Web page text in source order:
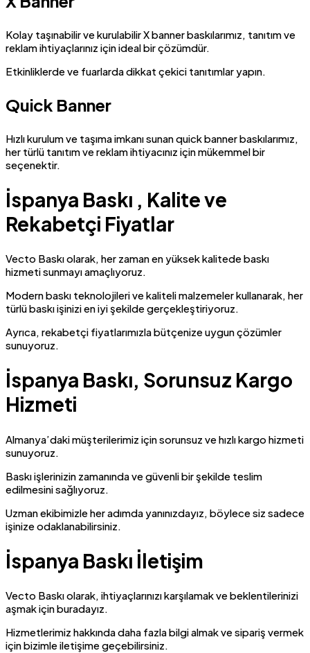
Kolay taşınabilir ve kurulabilir X banner baskılarımız, tanıtım ve
reklam ihtiyaçlarınız için ideal bir çözümdür.
Etkinliklerde ve fuarlarda dikkat çekici tanıtımlar yapın.
Quick Banner
Hızlı kurulum ve taşıma imkanı sunan quick banner baskılarımız,
her türlü tanıtım ve reklam ihtiyacınız için mükemmel bir
seçenektir.
İspanya Baskı , Kalite ve
Rekabetçi Fiyatlar
Vecto Baskı olarak, her zaman en yüksek kalitede baskı
hizmeti sunmayı amaçlıyoruz.
Modern baskı teknolojileri ve kaliteli malzemeler kullanarak, her
türlü baskı işinizi en iyi şekilde gerçekleştiriyoruz.
Ayrıca, rekabetçi fiyatlarımızla bütçenize uygun çözümler
sunuyoruz.
İspanya Baskı, Sorunsuz Kargo
Hizmeti
Almanya’daki müşterilerimiz için sorunsuz ve hızlı kargo hizmeti
sunuyoruz.
Baskı işlerinizin zamanında ve güvenli bir şekilde teslim
edilmesini sağlıyoruz.
Uzman ekibimizle her adımda yanınızdayız, böylece siz sadece
işinize odaklanabilirsiniz.
İspanya Baskı İletişim
Vecto Baskı olarak, ihtiyaçlarınızı karşılamak ve beklentilerinizi
aşmak için buradayız.
Hizmetlerimiz hakkında daha fazla bilgi almak ve sipariş vermek
için bizimle iletişime geçebilirsiniz.